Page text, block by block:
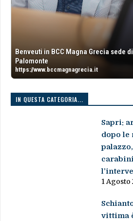
Benveuti in BCC Magna Grecia sede di
Palomonte
https://www.bccmagnagrecia.it
IN QUESTA CATEGORIA...
Sapri:
dopo le
1 Agosto
vittima